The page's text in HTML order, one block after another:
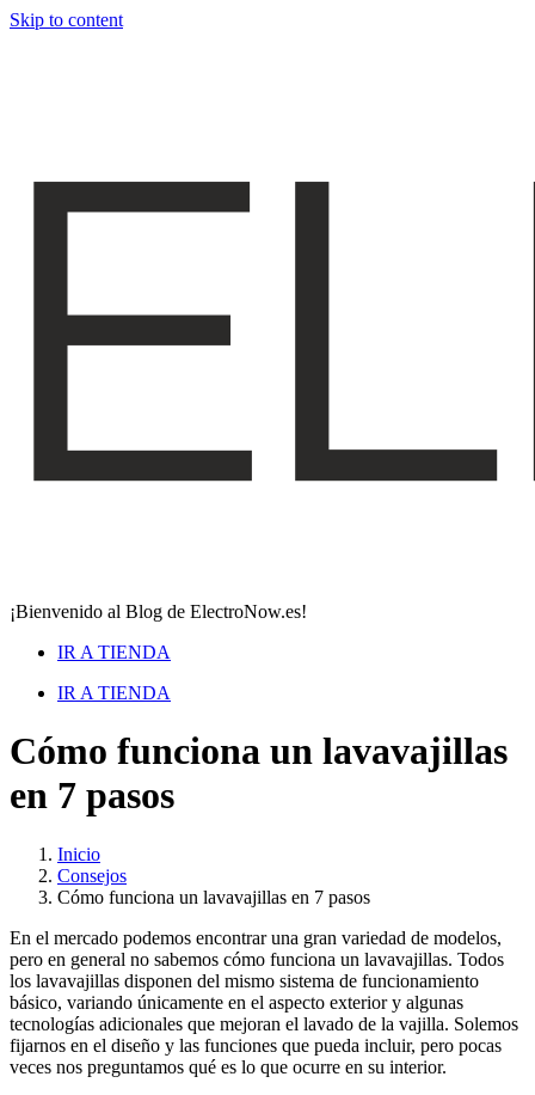
Skip to content
¡Bienvenido al Blog de ElectroNow.es!
IR A TIENDA
IR A TIENDA
Cómo funciona un lavavajillas
en 7 pasos
Inicio
Consejos
Cómo funciona un lavavajillas en 7 pasos
En el mercado podemos encontrar una gran variedad de modelos,
pero en general no sabemos cómo funciona un lavavajillas. Todos
los lavavajillas disponen del mismo sistema de funcionamiento
básico, variando únicamente en el aspecto exterior y algunas
tecnologías adicionales que mejoran el lavado de la vajilla. Solemos
fijarnos en el diseño y las funciones que pueda incluir, pero pocas
veces nos preguntamos qué es lo que ocurre en su interior.